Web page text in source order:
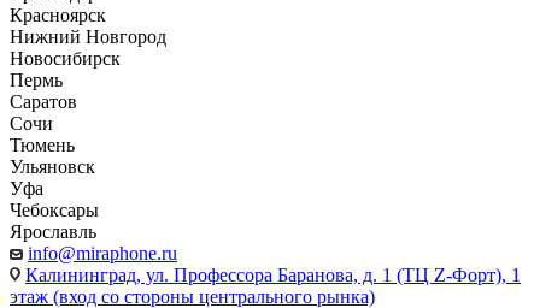
Красноярск
Нижний Новгород
Новосибирск
Пермь
Саратов
Сочи
Тюмень
Ульяновск
Уфа
Чебоксары
Ярославль
info@miraphone.ru
Калининград, ул. Профессора Баранова, д. 1 (ТЦ Z-Форт), 1
этаж (вход со стороны центрального рынка)